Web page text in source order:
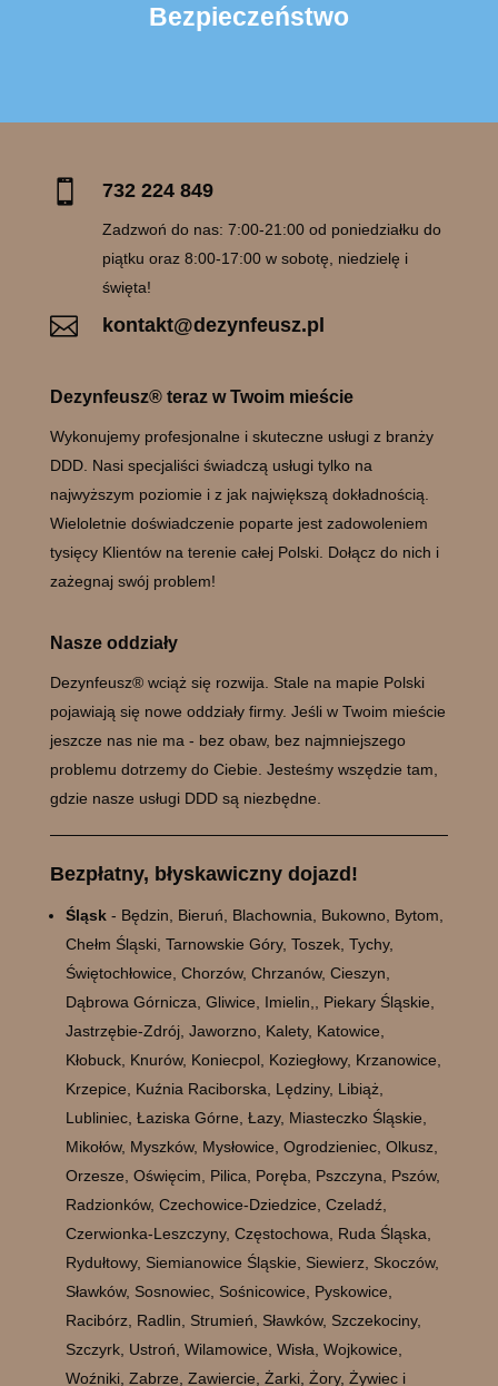
Bezpieczeństwo
 732 224 849
Zadzwoń do nas: 7:00-21:00 od poniedziałku do
piątku oraz 8:00-17:00 w sobotę, niedzielę i
święta!
 kontakt@dezynfeusz.pl
Dezynfeusz® teraz w Twoim mieście
Wykonujemy profesjonalne i skuteczne usługi z branży
DDD. Nasi specjaliści świadczą usługi tylko na
najwyższym poziomie i z jak największą dokładnością.
Wieloletnie doświadczenie poparte jest zadowoleniem
tysięcy Klientów na terenie całej Polski. Dołącz do nich i
zażegnaj swój problem!
Nasze oddziały
Dezynfeusz® wciąż się rozwija. Stale na mapie Polski
pojawiają się nowe oddziały firmy. Jeśli w Twoim mieście
jeszcze nas nie ma - bez obaw, bez najmniejszego
problemu dotrzemy do Ciebie. Jesteśmy wszędzie tam,
gdzie nasze usługi DDD są niezbędne.
Bezpłatny, błyskawiczny dojazd!
Śląsk- Będzin, Bieruń, Blachownia, Bukowno, Bytom,
Chełm Śląski, Tarnowskie Góry, Toszek, Tychy,
Świętochłowice, Chorzów, Chrzanów, Cieszyn,
Dąbrowa Górnicza, Gliwice, Imielin,, Piekary Śląskie,
Jastrzębie-Zdrój, Jaworzno, Kalety, Katowice,
Kłobuck, Knurów, Koniecpol, Koziegłowy, Krzanowice,
Krzepice, Kuźnia Raciborska, Lędziny, Libiąż,
Lubliniec, Łaziska Górne, Łazy, Miasteczko Śląskie,
Mikołów, Myszków, Mysłowice, Ogrodzieniec, Olkusz,
Orzesze, Oświęcim, Pilica, Poręba, Pszczyna, Pszów,
Radzionków, Czechowice-Dziedzice, Czeladź,
Czerwionka-Leszczyny, Częstochowa, Ruda Śląska,
Rydułtowy, Siemianowice Śląskie, Siewierz, Skoczów,
Sławków, Sosnowiec, Sośnicowice, Pyskowice,
Racibórz, Radlin, Strumień, Sławków, Szczekociny,
Szczyrk, Ustroń, Wilamowice, Wisła, Wojkowice,
Woźniki, Zabrze, Zawiercie, Żarki, Żory, Żywiec i